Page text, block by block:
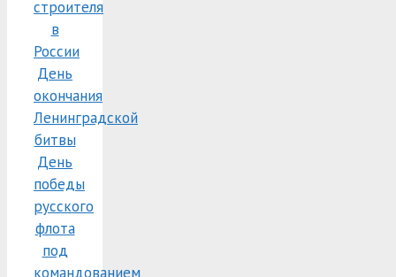
строителя
в
России
День
окончания
Ленинградской
битвы
День
победы
русского
флота
под
командованием